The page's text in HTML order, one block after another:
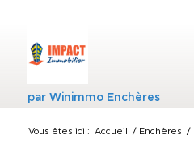
parWinimmo Enchères
Vous êtes ici : Accueil / Enchères /